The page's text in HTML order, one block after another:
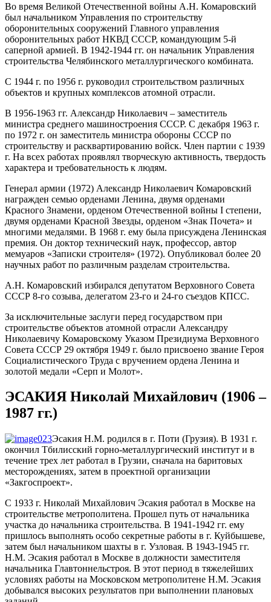
Во время Великой Отечественной войны А.Н. Комаровский
был начальником Управления по строительству
оборонительных сооружений Главного управления
оборонительных работ НКВД СССР, командующим 5-й
саперной армией. В 1942-1944 гг. он начальник Управления
строительства Челябинского металлургического комбината.
С 1944 г. по 1956 г. руководил строительством различных
объектов и крупных комплексов атомной отрасли.
В 1956-1963 гг. Александр Николаевич – заместитель
министра среднего машиностроения СССР. С декабря 1963 г.
по 1972 г. он заместитель министра обороны СССР по
строительству и расквартированию войск. Член партии с 1939
г. На всех работах проявлял творческую активность, твердость
характера и требовательность к людям.
Генерал армии (1972) Александр Николаевич Комаровский
награжден семью орденами Ленина, двумя орденами
Красного Знамени, орденом Отечественной войны I степени,
двумя орденами Красной Звезды, орденом «Знак Почета» и
многими медалями. В 1968 г. ему была присуждена Ленинская
премия. Он доктор технический наук, профессор, автор
мемуаров «Записки строителя» (1972). Опубликовал более 20
научных работ по различным разделам строительства.
А.Н. Комаровский избирался депутатом Верховного Совета
СССР 8-го созыва, делегатом 23-го и 24-го съездов КПСС.
За исключительные заслуги перед государством при
строительстве объектов атомной отрасли Александру
Николаевичу Комаровскому Указом Президиума Верховного
Совета СССР 29 октября 1949 г. было присвоено звание Героя
Социалистического Труда с вручением ордена Ленина и
золотой медали «Серп и Молот».
ЭСАКИЯ Николай Михайлович (1906 –
1987 гг.)
Эсакия Н.М. родился в г. Поти (Грузия). В 1931 г.
окончил Тбилисский горно-металлургический институт и в
течение трех лет работал в Грузии, сначала на баритовых
месторождениях, затем в проектной организации
«Закгоспроект».
С 1933 г. Николай Михайлович Эсакия работал в Москве на
строительстве метрополитена. Прошел путь от начальника
участка до начальника строительства. В 1941-1942 гг. ему
пришлось выполнять особо секретные работы в г. Куйбышеве,
затем был начальником шахты в г. Узловая. В 1943-1945 гг.
Н.М. Эсакия работал в Москве в должности заместителя
начальника Главтоннельстроя. В этот период в тяжелейших
условиях работы на Московском метрополитене Н.М. Эсакия
добывался высоких результатов при выполнении плановых